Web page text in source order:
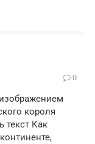
0
короля
текст Как